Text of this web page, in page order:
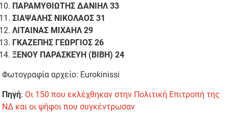
ΠΑΡΑΜΥΘΙΩΤΗΣ ΔΑΝΙΗΛ 33
ΣΙΑΨΑΛΗΣ ΝΙΚΟΛΑΟΣ 31
ΛΙΤΑΙΝΑΣ ΜΙΧΑΗΛ 29
ΓΚΑΖΕΠΗΣ ΓΕΩΡΓΙΟΣ 26
ΞΕΝΟΥ ΠΑΡΑΣΚΕΥΗ (ΒΙΒΗ) 24
Φωτογραφία αρχείο: Eurokinissi
Πηγή: Οι 150 που εκλέχθηκαν στην Πολιτική Επιτροπή της
ΝΔ και οι ψήφοι που συγκέντρωσαν